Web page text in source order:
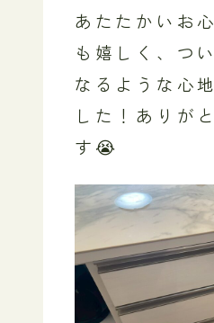
あたたかいお
も嬉しく、つ
なるような心
した！ありが
す😭